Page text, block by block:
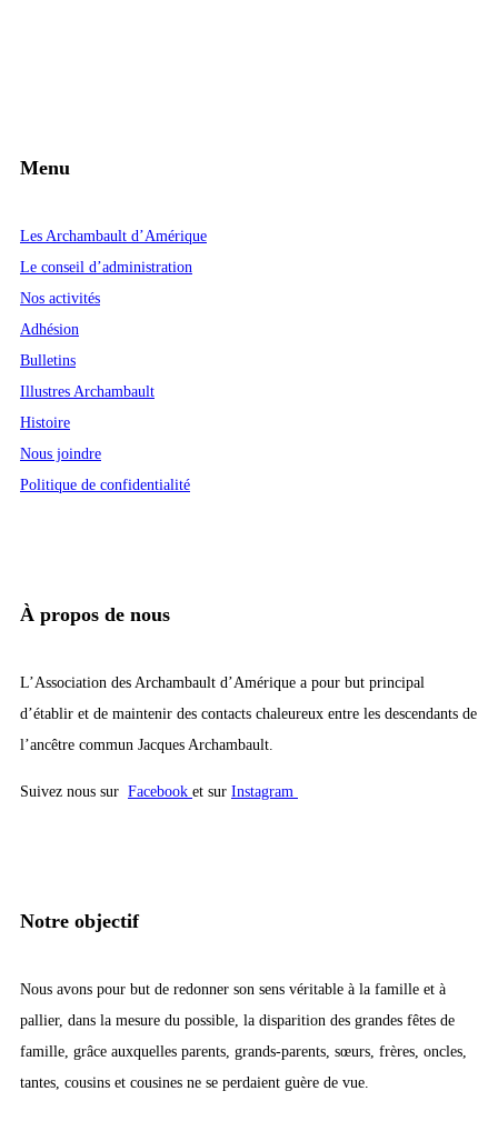
Menu
Les Archambault d’Amérique
Le conseil d’administration
Nos activités
Adhésion
Bulletins
Illustres Archambault
Histoire
Nous joindre
Politique de confidentialité
À propos de nous
L’Association des Archambault d’Amérique a pour but principal
d’établir et de maintenir des contacts chaleureux entre les descendants de
l’ancêtre commun Jacques Archambault.
Suivez nous sur Facebook et sur Instagram
Notre objectif
Nous avons pour but de redonner son sens véritable à la famille et à
pallier, dans la mesure du possible, la disparition des grandes fêtes de
famille, grâce auxquelles parents, grands-parents, sœurs, frères, oncles,
tantes, cousins et cousines ne se perdaient guère de vue.